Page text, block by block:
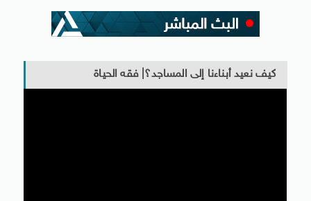
كيف نعيد أبناءنا إلى المساجد؟| فقه الحياة